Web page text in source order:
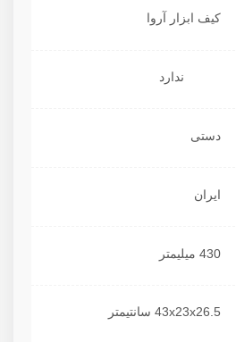
کیف ابزار آروا
ندارد
دستی
ایران
430 میلیمتر
43x23x26.5 سانتیمتر